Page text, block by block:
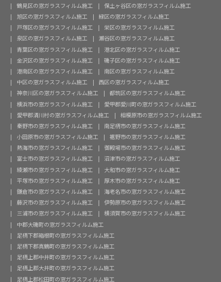
鶴見区の窓ガラスフィルム施工
保土ヶ谷区の窓ガラスフィルム施工
旭区の窓ガラスフィルム施工
緑区の窓ガラスフィルム施工
戸塚区の窓ガラスフィルム施工
栄区の窓ガラスフィルム施工
泉区の窓ガラスフィルム施工
瀬谷区の窓ガラスフィルム施工
青葉区の窓ガラスフィルム施工
港北区の窓ガラスフィルム施工
金沢区の窓ガラスフィルム施工
磯子区の窓ガラスフィルム施工
港南区の窓ガラスフィルム施工
南区の窓ガラスフィルム施工
中区の窓ガラスフィルム施工
西区の窓ガラスフィルム施工
神奈川区の窓ガラスフィルム施工
都筑区の窓ガラスフィルム施工
横浜市の窓ガラスフィルム施工
愛甲郡愛川町の窓ガラスフィルム施工
愛甲郡清川村の窓ガラスフィルム施工
相模原市の窓ガラスフィルム施工
秦野市の窓ガラスフィルム施工
南足柄市の窓ガラスフィルム施工
小田原市の窓ガラスフィルム施工
裾野市の窓ガラスフィルム施工
熱海市の窓ガラスフィルム施工
御殿場市の窓ガラスフィルム施工
富士市の窓ガラスフィルム施工
沼津市の窓ガラスフィルム施工
綾瀬市の窓ガラスフィルム施工
大和市の窓ガラスフィルム施工
平塚市の窓ガラスフィルム施工
厚木市の窓ガラスフィルム施工
鎌倉市の窓ガラスフィルム施工
海老名市の窓ガラスフィルム施工
藤沢市の窓ガラスフィルム施工
伊勢原市の窓ガラスフィルム施工
三浦市の窓ガラスフィルム施工
横須賀市の窓ガラスフィルム施工
中郡大磯町の窓ガラスフィルム施工
足柄下郡箱根町の窓ガラスフィルム施工
足柄下郡真鶴町の窓ガラスフィルム施工
足柄上郡中井町の窓ガラスフィルム施工
足柄上郡大井町の窓ガラスフィルム施工
足柄上郡松田町の窓ガラスフィルム施工